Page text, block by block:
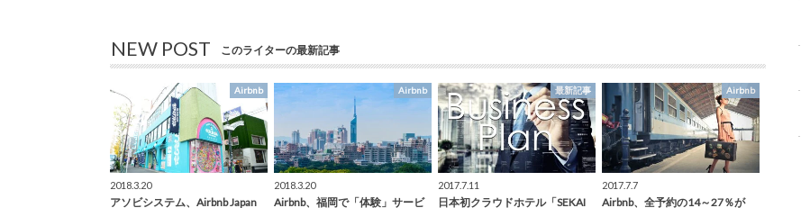
NEW POST このライターの最新記事
Airbnb
2018.3.20
アソビシステム、Airbnb Japan
Airbnb
2018.3.20
Airbnb、福岡で「体験」サービ
最新記事
2017.7.11
日本初クラウドホテル「SEKAI
Airbnb
2017.7.7
Airbnb、全予約の14～27％が